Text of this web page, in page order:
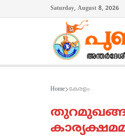
Saturday, August 8, 2026
Home കേരളം